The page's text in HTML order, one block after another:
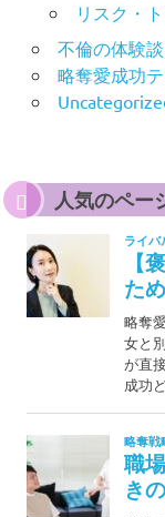
リスク・
不倫の体験
略奪愛成功
人気のペー